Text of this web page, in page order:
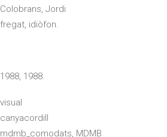
Colobrans, Jordi
fregat, idiòfon.
1988, 1988.
visual
canyacordill
mdmb_comodats, MDMB